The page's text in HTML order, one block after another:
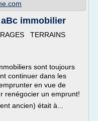
immobilier
TERRAINS
sont toujours
continuer dans les
en vue de
renégocier un emprunt!
ancien) était à...